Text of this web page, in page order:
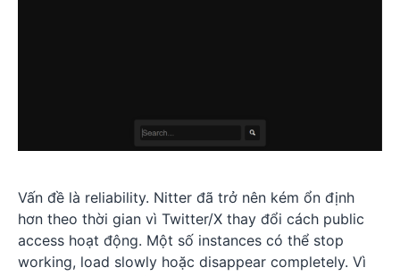
Vấn đề là reliability. Nitter đã trở nên kém ổn định
hơn theo thời gian vì Twitter/X thay đổi cách public
access hoạt động. Một số instances có thể stop
working, load slowly hoặc disappear completely. Vì